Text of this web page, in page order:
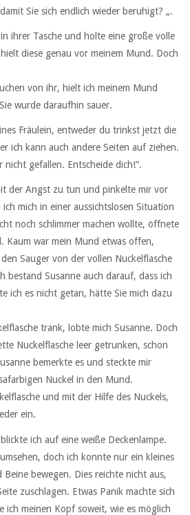
Sie sich endlich wieder beruhigt? „.
ihrer Tasche und holte eine große volle
diese genau vor meinem Mund. Doch
von ihr, hielt ich meinem Mund
wurde daraufhin sauer.
Fräulein, entweder du trinkst jetzt die
ich kann auch andere Seiten auf ziehen.
nicht gefallen. Entscheide dich!“.
der Angst zu tun und pinkelte mir vor
mich in einer aussichtslosen Situation
noch schlimmer machen wollte, öffnete
Kaum war mein Mund etwas offen,
Sauger von der vollen Nuckelflasche
bestand Susanne auch darauf, dass ich
ich es nicht getan, hätte Sie mich dazu
trank, lobte mich Susanne. Doch
Nuckelflasche leer getrunken, schon
bemerkte es und steckte mir
Nuckel in den Mund.
und mit der Hilfe des Nuckels,
ein.
ich auf eine weiße Deckenlampe.
doch ich konnte nur ein kleines
Beine bewegen. Dies reichte nicht aus,
zuschlagen. Etwas Panik machte sich
ich meinen Kopf soweit, wie es möglich